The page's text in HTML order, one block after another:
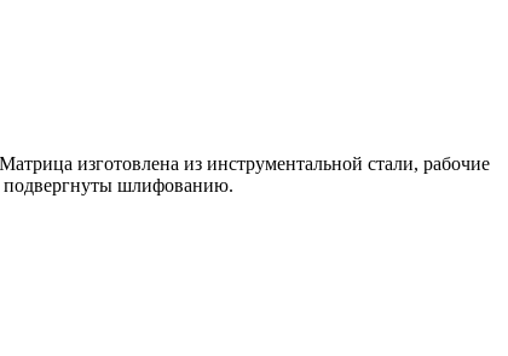
изготовлена из инструментальной стали, рабочие
подвергнуты шлифованию.